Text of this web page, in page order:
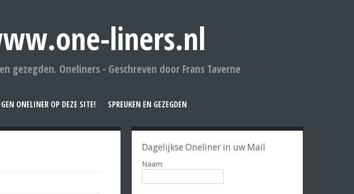
liners.nl
gezegden. Oneliners - Geschreven door Frans Taverne
ONELINER OP DEZE SITE! SPREUKEN EN GEZEGDEN
Dagelijkse Oneliner in uw Mail
Naam: